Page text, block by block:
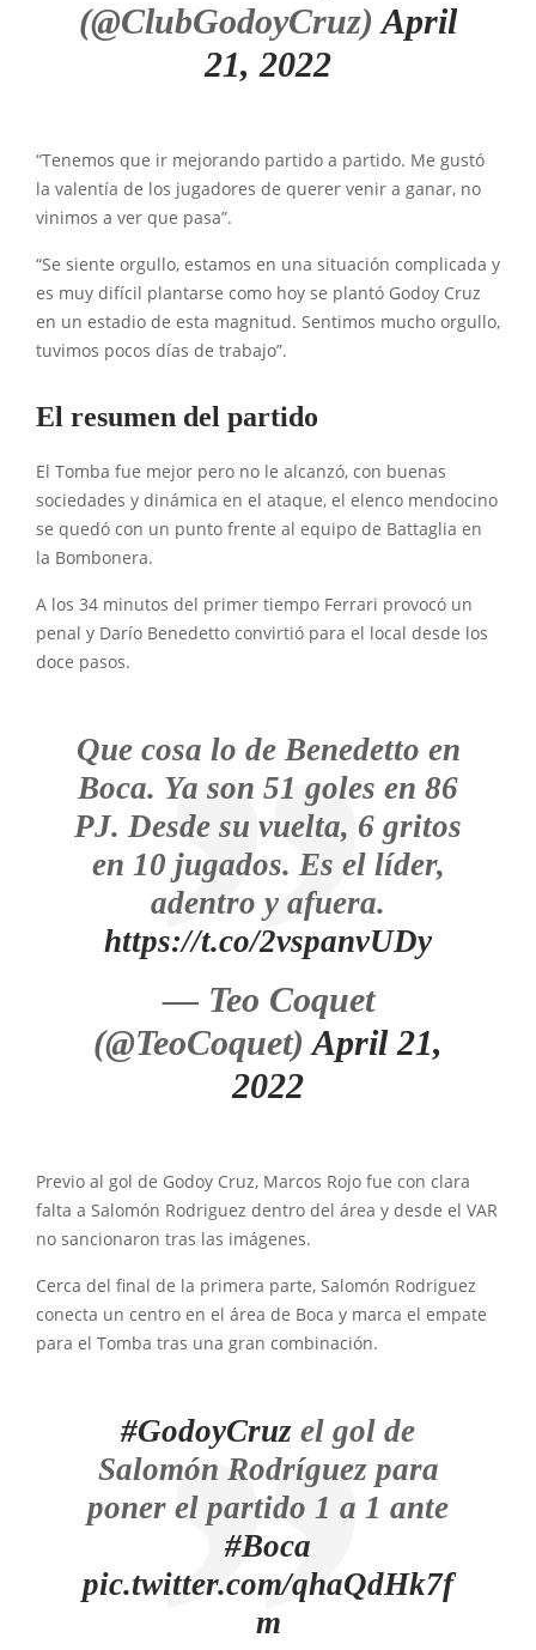
(@ClubGodoyCruz)April
21, 2022
“Tenemos que ir mejorando partido a partido. Me gustó
la valentía de los jugadores de querer venir a ganar, no
vinimos a ver que pasa”.
“Se siente orgullo, estamos en una situación complicada y
es muy difícil plantarse como hoy se plantó Godoy Cruz
en un estadio de esta magnitud. Sentimos mucho orgullo,
tuvimos pocos días de trabajo”.
El resumen del partido
El Tomba fue mejor pero no le alcanzó, con buenas
sociedades y dinámica en el ataque, el elenco mendocino
se quedó con un punto frente al equipo de Battaglia en
la Bombonera.
A los 34 minutos del primer tiempo Ferrari provocó un
penal y Darío Benedetto convirtió para el local desde los
doce pasos.
Que cosa lo de Benedetto en
Boca. Ya son 51 goles en 86
PJ. Desde su vuelta, 6 gritos
en 10 jugados. Es el líder,
adentro y afuera.
https://t.co/2vspanvUDy
— Teo Coquet
(@TeoCoquet)April 21,
2022
Previo al gol de Godoy Cruz, Marcos Rojo fue con clara
falta a Salomón Rodriguez dentro del área y desde el VAR
no sancionaron tras las imágenes.
Cerca del final de la primera parte, Salomón Rodriguez
conecta un centro en el área de Boca y marca el empate
para el Tomba tras una gran combinación.
#GodoyCruz el gol de
Salomón Rodríguez para
poner el partido 1 a 1 ante
#Boca
pic.twitter.com/qhaQdHk7f
m